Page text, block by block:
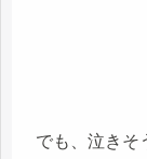
でも、泣きそ